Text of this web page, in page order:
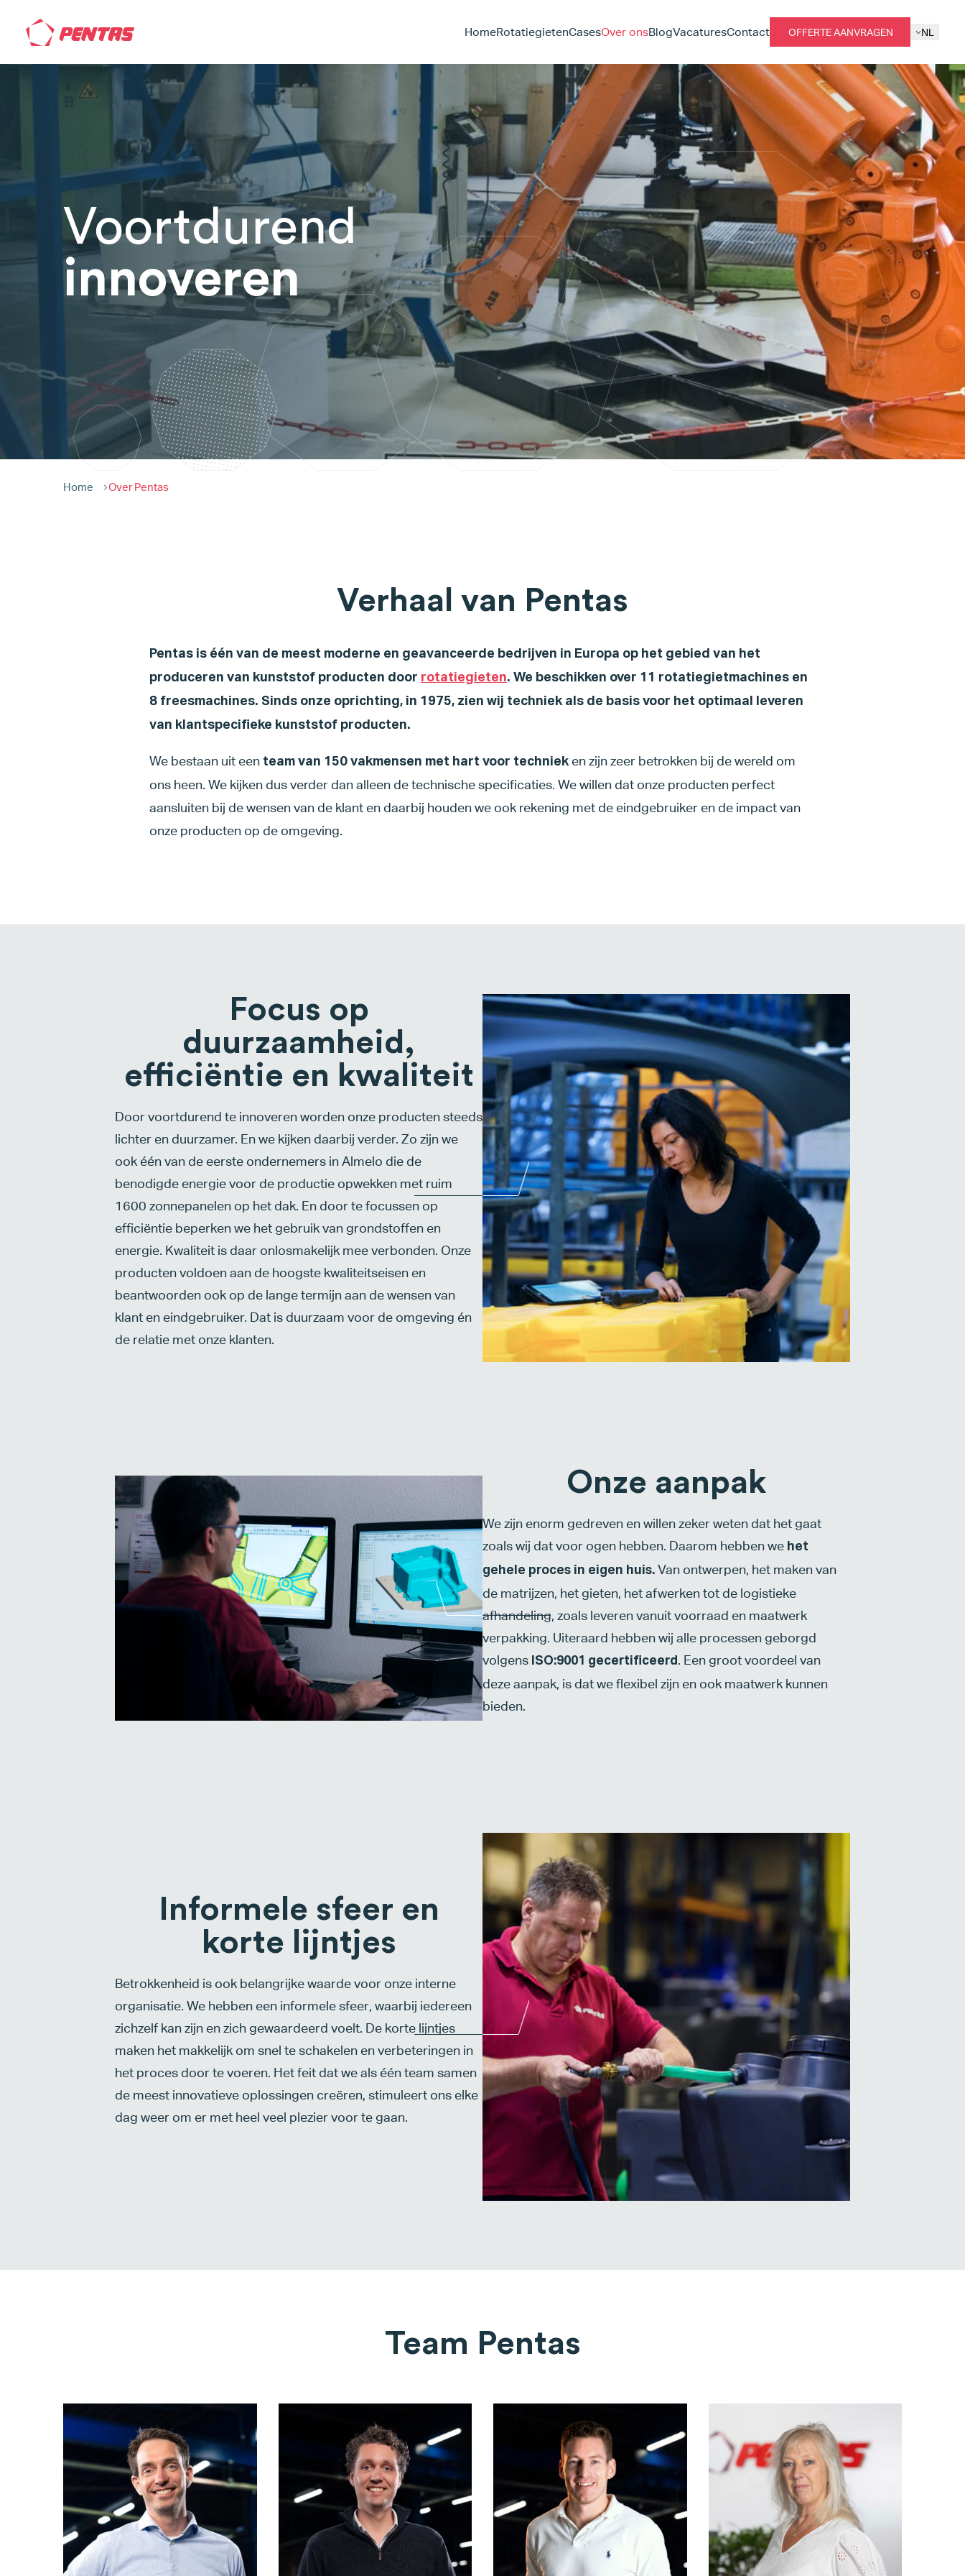
HomeRotatiegietenCasesOver onsBlogVacaturesContact OFFERTE AANVRAGEN NL
Voortdurend
innoveren
Home Over Pentas
Verhaal van Pentas
Pentas is één van de meest moderne en geavanceerde bedrijven in Europa op het gebied van het
produceren van kunststof producten door rotatiegieten. We beschikken over 11 rotatiegietmachines en
8 freesmachines. Sinds onze oprichting, in 1975, zien wij techniek als de basis voor het optimaal leveren
van klantspecifieke kunststof producten.
We bestaan uit een team van 150 vakmensen met hart voor techniek en zijn zeer betrokken bij de wereld om
ons heen. We kijken dus verder dan alleen de technische specificaties. We willen dat onze producten perfect
aansluiten bij de wensen van de klant en daarbij houden we ook rekening met de eindgebruiker en de impact van
onze producten op de omgeving.
Focus op
duurzaamheid,
efficiëntie en kwaliteit
Door voortdurend te innoveren worden onze producten steeds
lichter en duurzamer. En we kijken daarbij verder. Zo zijn we
ook één van de eerste ondernemers in Almelo die de
benodigde energie voor de productie opwekken met ruim
1600 zonnepanelen op het dak. En door te focussen op
efficiëntie beperken we het gebruik van grondstoffen en
energie. Kwaliteit is daar onlosmakelijk mee verbonden. Onze
producten voldoen aan de hoogste kwaliteitseisen en
beantwoorden ook op de lange termijn aan de wensen van
klant en eindgebruiker. Dat is duurzaam voor de omgeving én
de relatie met onze klanten.
Onze aanpak
We zijn enorm gedreven en willen zeker weten dat het gaat
zoals wij dat voor ogen hebben. Daarom hebben we het
gehele proces in eigen huis. Van ontwerpen, het maken van
de matrijzen, het gieten, het afwerken tot de logistieke
afhandeling, zoals leveren vanuit voorraad en maatwerk
verpakking. Uiteraard hebben wij alle processen geborgd
volgens ISO:9001 gecertificeerd . Een groot voordeel van
deze aanpak, is dat we flexibel zijn en ook maatwerk kunnen
bieden.
Informele sfeer en
korte lijntjes
Betrokkenheid is ook belangrijke waarde voor onze interne
organisatie. We hebben een informele sfeer, waarbij iedereen
zichzelf kan zijn en zich gewaardeerd voelt. De korte lijntjes
maken het makkelijk om snel te schakelen en verbeteringen in
het proces door te voeren. Het feit dat we als één team samen
de meest innovatieve oplossingen creëren, stimuleert ons elke
dag weer om er met heel veel plezier voor te gaan.
Team Pentas